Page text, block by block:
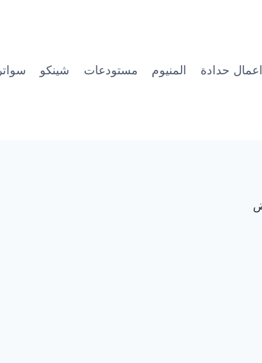
اعمال حدادة المنيوم مستودعات شينكو